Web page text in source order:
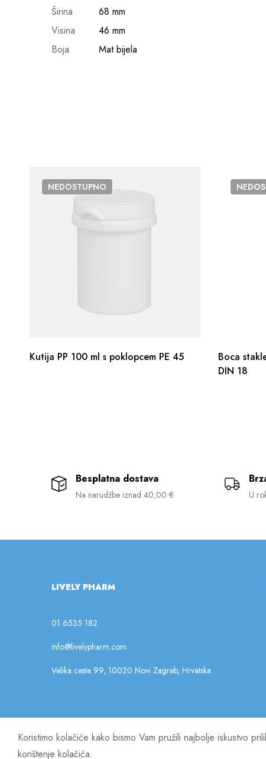
Širina
68 mm
Visina
46 mm
Boja
Mat bijela
NEDOSTUPNO
Kutija PP 100 ml s poklopcem PE 45
Boca
DIN 18
Besplatna dostava
Na narudžbe iznad 40,00 € U
LIVELY PHARM
01 6535 182
info@livelypharm.com
Velika cesta 99, 10020 Novi Zagreb, Hrvatska
© 2023 Lively Pharm. Sva prava pridržana.
Koristimo kolačiće kako bismo Vam pružili najbolje iskustvo
korištenje kolačića.